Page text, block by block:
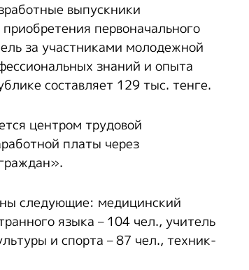
выпускники
первоначального
за участниками молодежной
знаний и опыта
составляет 129 тыс. тенге.
центром трудовой
платы через
следующие: медицинский
языка – 104 чел., учитель
и спорта – 87 чел., техник-